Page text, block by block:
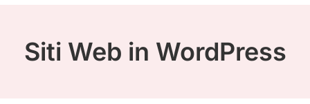
Siti Web in WordPress